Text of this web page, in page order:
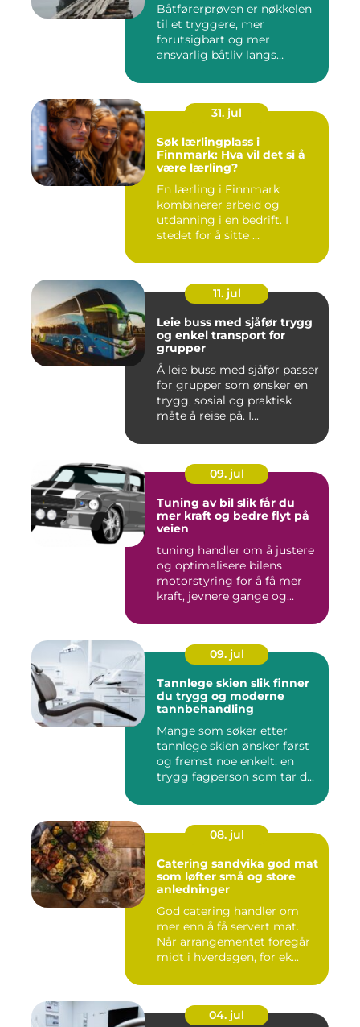
Båtførerprøven er nøkkelen
til et tryggere, mer
forutsigbart og mer
ansvarlig båtliv langs
31. jul
Søk lærlingplass i
Finnmark: Hva vil det si å
være lærling?
En lærling i Finnmark
kombinerer arbeid og
utdanning i en bedrift. I
stedet for å sitte ...
11. jul
Leie buss med sjåfør trygg
og enkel transport for
grupper
Å leie buss med sjåfør passer
for grupper som ønsker en
trygg, sosial og praktisk
måte å reise på. I...
09. jul
Tuning av bil slik får du
mer kraft og bedre flyt på
veien
tuning handler om å justere
og optimalisere bilens
motorstyring for å få mer
kraft, jevnere gange og...
09. jul
Tannlege skien slik finner
du trygg og moderne
tannbehandling
Mange som søker etter
tannlege skien ønsker først
og fremst noe enkelt: en
trygg fagperson som tar d...
08. jul
Catering sandvika god mat
som løfter små og store
anledninger
God catering handler om
mer enn å få servert mat.
Når arrangementet foregår
midt i hverdagen, for ek...
04. jul